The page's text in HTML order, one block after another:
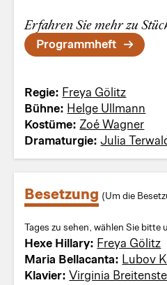
Erfahren Sie mehr zu
Programmheft
Regie: Freya Gölitz
Bühne: Helge Ullmann
Kostüme:Zoé Wagner
Dramaturgie:Julia
Besetzung (Um die
Tages zu sehen, wählen Sie bitte
Hexe Hillary: Freya Gölitz
Maria Bellacanta: Lubov
Klavier:Virginia